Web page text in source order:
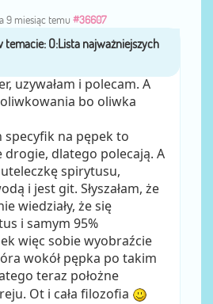
9 miesiąc temu #36607
przezalaq
uzywałam i polecam. A
bo oliwka
specyfik na pępek to
drogie, dlatego polecają. A
spirytusu,
i jest git. Słyszałam, że
wiedziały, że się
i samym 95%
więc sobie wyobraźcie
wokół pępka po takim
teraz położne
Ot i cała filozofia